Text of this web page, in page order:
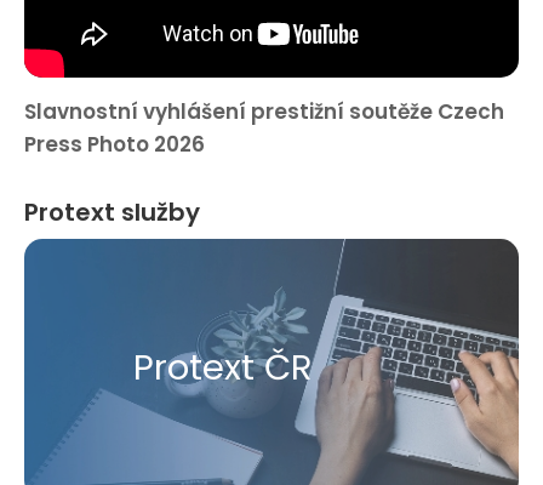
Slavnostní vyhlášení prestižní soutěže Czech
Press Photo 2026
Protext služby
Protext ČR